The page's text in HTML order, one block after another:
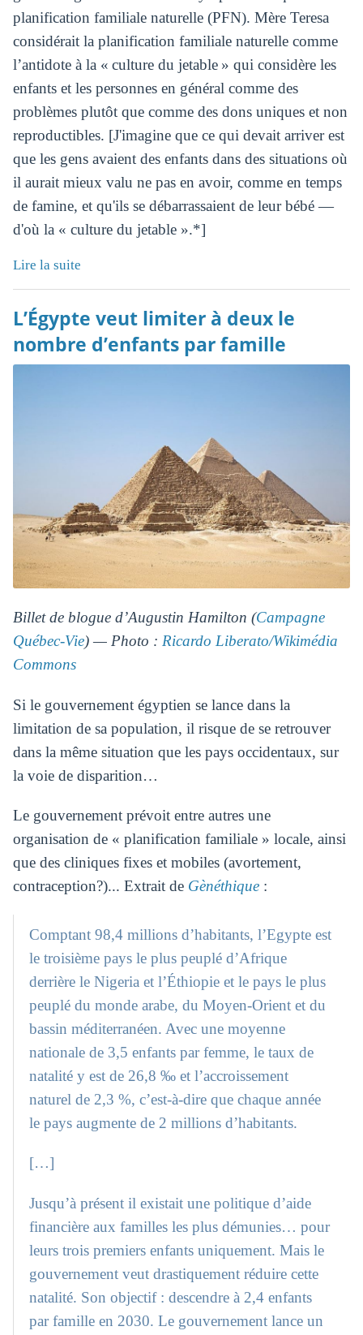
planification familiale naturelle (PFN). Mère Teresa
considérait la planification familiale naturelle comme
l’antidote à la « culture du jetable » qui considère les
enfants et les personnes en général comme des
problèmes plutôt que comme des dons uniques et non
reproductibles. [J'imagine que ce qui devait arriver est
que les gens avaient des enfants dans des situations où
il aurait mieux valu ne pas en avoir, comme en temps
de famine, et qu'ils se débarrassaient de leur bébé —
d'où la « culture du jetable ».*]
Lire la suite
L’Égypte veut limiter à deux le
nombre d’enfants par famille
Billet de blogue d’Augustin Hamilton (Campagne
Québec-Vie) — Photo : Ricardo Liberato/Wikimédia
Commons
Si le gouvernement égyptien se lance dans la
limitation de sa population, il risque de se retrouver
dans la même situation que les pays occidentaux, sur
la voie de disparition…
Le gouvernement prévoit entre autres une
organisation de « planification familiale » locale, ainsi
que des cliniques fixes et mobiles (avortement,
contraception?)... Extrait de Gènéthique :
Comptant 98,4 millions d’habitants, l’Egypte est
le troisième pays le plus peuplé d’Afrique
derrière le Nigeria et l’Éthiopie et le pays le plus
peuplé du monde arabe, du Moyen-Orient et du
bassin méditerranéen. Avec une moyenne
nationale de 3,5 enfants par femme, le taux de
natalité y est de 26,8 ‰ et l’accroissement
naturel de 2,3 %, c’est-à-dire que chaque année
le pays augmente de 2 millions d’habitants.
[…]
Jusqu’à présent il existait une politique d’aide
financière aux familles les plus démunies… pour
leurs trois premiers enfants uniquement. Mais le
gouvernement veut drastiquement réduire cette
natalité. Son objectif : descendre à 2,4 enfants
par famille en 2030. Le gouvernement lance un